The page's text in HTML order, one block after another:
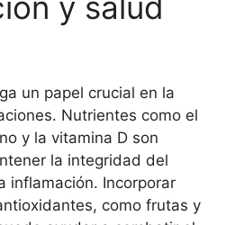
un papel crucial en la
Nutrientes como el
y la vitamina D son
la integridad del
inflamación. Incorporar
como frutas y